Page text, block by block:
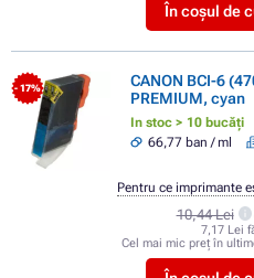
În coșul de
- 17%
CANON BCI-6
PREMIUM, cyan
In stoc > 10 bucăți
66,77 ban / ml
10,44 Lei
7,17 Lei
Cel mai mic preț în
Pentru ce imprimante